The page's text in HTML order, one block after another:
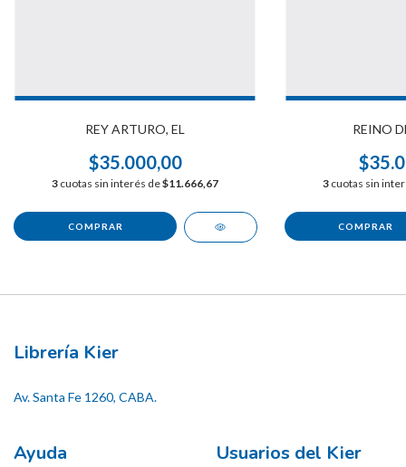
REY ARTURO, EL
$35.000,00
3 cuotas sin interés de$11.666,67
REINO
3 cuotas sin
Librería Kier
Av. Santa Fe 1260, CABA.
Ayuda Usuarios del Kier